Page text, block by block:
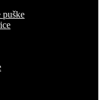
puške